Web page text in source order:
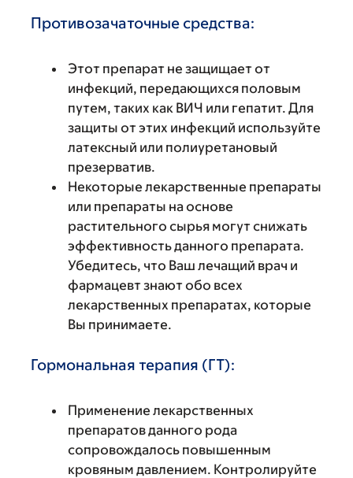
Противозачаточные средства:
Этот препарат не защищает от
инфекций, передающихся половым
путем, таких как ВИЧ или гепатит. Для
защиты от этих инфекций используйте
латексный или полиуретановый
презерватив.
Некоторые лекарственные препараты
или препараты на основе
растительного сырья могут снижать
эффективность данного препарата.
Убедитесь, что Ваш лечащий врач и
фармацевт знают обо всех
лекарственных препаратах, которые
Вы принимаете.
Гормональная терапия (ГТ):
Применение лекарственных
препаратов данного рода
сопровождалось повышенным
кровяным давлением. Контролируйте